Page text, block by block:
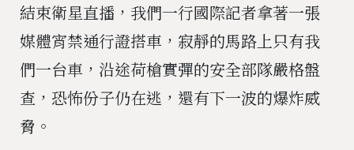
結束衛星直播，我們一行國際記者拿著一張
媒體宵禁通行證搭車，寂靜的馬路上只有我
們一台車，沿途荷槍實彈的安全部隊嚴格盤
查，恐怖份子仍在逃，還有下一波的爆炸威
脅。